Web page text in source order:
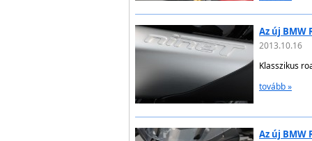
Az új BMW
2013.10.16
Klasszikus
tovább »
Az új BMW